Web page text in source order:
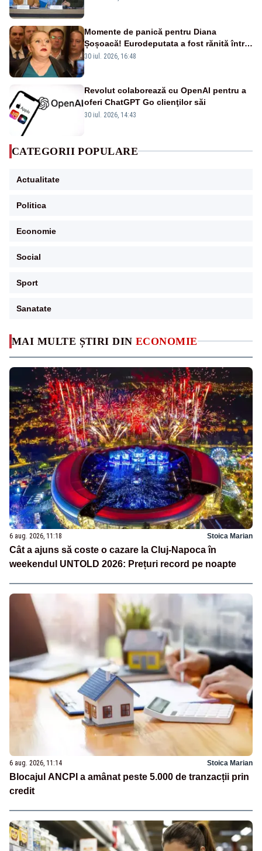
MAI MULTE ȘTIRI DIN ECONOMIE
6 aug. 2026, 11:18 Stoica Marian
Cât a ajuns să coste o cazare la Cluj-Napoca în
weekendul UNTOLD 2026: Prețuri record pe noapte
6 aug. 2026, 11:14 Stoica Marian
Blocajul ANCPI a amânat peste 5.000 de tranzacții prin
credit
Momente de panică pentru Diana
Șoșoacă! Eurodeputata a fost rănită într-
un accident rutier
30 iul. 2026, 16:48
Revolut colaborează cu OpenAI pentru a
oferi ChatGPT Go clienţilor săi
30 iul. 2026, 14:43
CATEGORII POPULARE
Actualitate
Politica
Economie
Social
Sport
Sanatate